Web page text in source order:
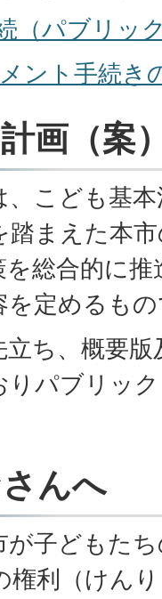
（パブリッ
ント手続き
画（案
こども基
踏まえた本
総合的に
を定めるも
ち、概要
りパブリッ
んへ
が子どもた
権利（けん